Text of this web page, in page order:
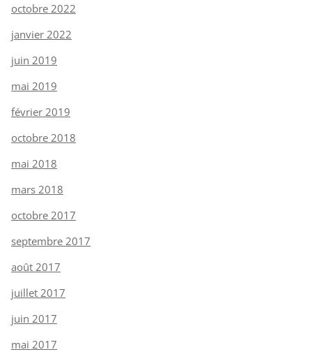
octobre 2022
janvier 2022
juin 2019
mai 2019
février 2019
octobre 2018
mai 2018
mars 2018
octobre 2017
septembre 2017
août 2017
juillet 2017
juin 2017
mai 2017